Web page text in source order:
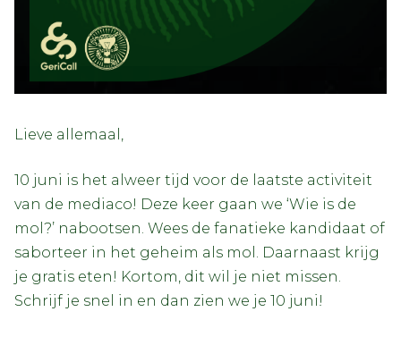
Lieve allemaal,
10 juni is het alweer tijd voor de laatste activiteit
van de mediaco! Deze keer gaan we ‘Wie is de
mol?’ nabootsen. Wees de fanatieke kandidaat of
saborteer in het geheim als mol. Daarnaast krijg
je gratis eten! Kortom, dit wil je niet missen.
Schrijf je snel in en dan zien we je 10 juni!